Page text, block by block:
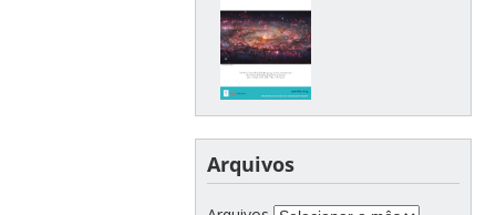
Arquivos